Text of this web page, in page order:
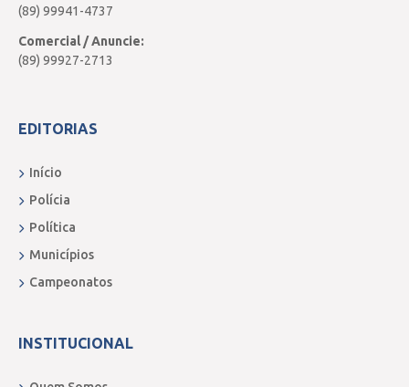
(89) 99941-4737
Comercial / Anuncie:
(89) 99927-2713
EDITORIAS
Início
Polícia
Política
Municípios
Campeonatos
INSTITUCIONAL